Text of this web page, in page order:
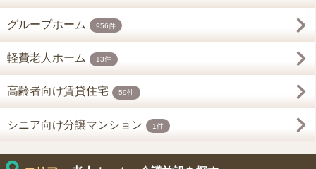
グループホーム 956件
軽費老人ホーム 13件
高齢者向け賃貸住宅 59件
シニア向け分譲マンション 1件